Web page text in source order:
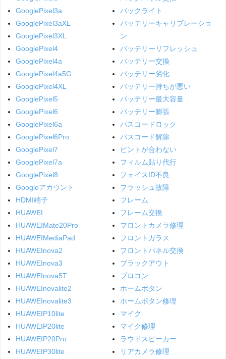
GooglePixel3a
GooglePixel3aXL
GooglePixel3XL
GooglePixel4
GooglePixel4a
GooglePixel4a5G
GooglePixel4XL
GooglePixel5
GooglePixel6
GooglePixel6a
GooglePixel6Pro
GooglePixel7
GooglePixel7a
GooglePixel8
Googleアカウント
HDMI端子
HUAWEI
HUAWEIMate20Pro
HUAWEIMediaPad
HUAWEInova2
HUAWEInova3
HUAWEInova5T
HUAWEInovalite2
HUAWEInovalite3
HUAWEIP10lite
HUAWEIP20lite
HUAWEIP20Pro
HUAWEIP30lite
バックライト
バッテリーキャリブレーショ
ン
バッテリーリフレッシュ
バッテリー交換
バッテリー劣化
バッテリー持ちが悪い
バッテリー最大容量
バッテリー膨張
パスコードロック
パスコード解除
ピントが合わない
フィルム貼り代行
フェイスID不良
フラッシュ故障
フレーム
フレーム交換
フロントカメラ修理
フロントガラス
フロントパネル交換
ブラックアウト
プロコン
ホームボタン
ホームボタン修理
マイク
マイク修理
ラウドスピーカー
リアカメラ修理